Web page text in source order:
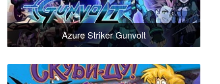
Azure Striker Gunvolt